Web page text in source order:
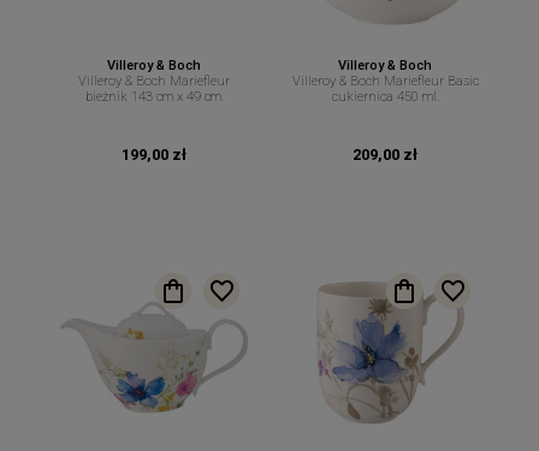
Villeroy & Boch
Villeroy & Boch Mariefleur
bieżnik 143 cm x 49 cm.
199,00 zł
Villeroy & Boch
Villeroy & Boch Mariefleur Basic
cukiernica 450 ml.
209,00 zł